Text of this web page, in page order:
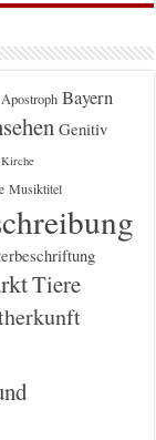
Apostroph Bayern
Genitiv
Kirche
Musiktitel
Tiere